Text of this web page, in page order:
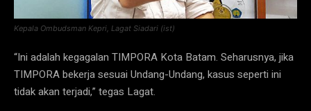
Kepala Ombudsman Kepri, Lagat Siadari (ist)
“Ini adalah kegagalan TIMPORA Kota Batam. Seharusnya, jika
TIMPORA bekerja sesuai Undang-Undang, kasus seperti ini
tidak akan terjadi,” tegas Lagat.